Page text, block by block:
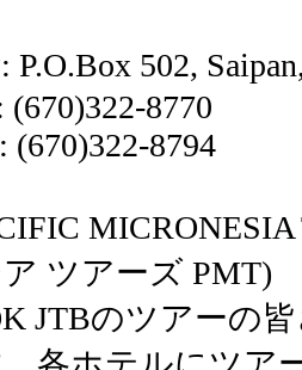
P.O.Box 502,
(670)322-8770
(670)322-8794
ツアーズ PMT)
JTBのツアーの